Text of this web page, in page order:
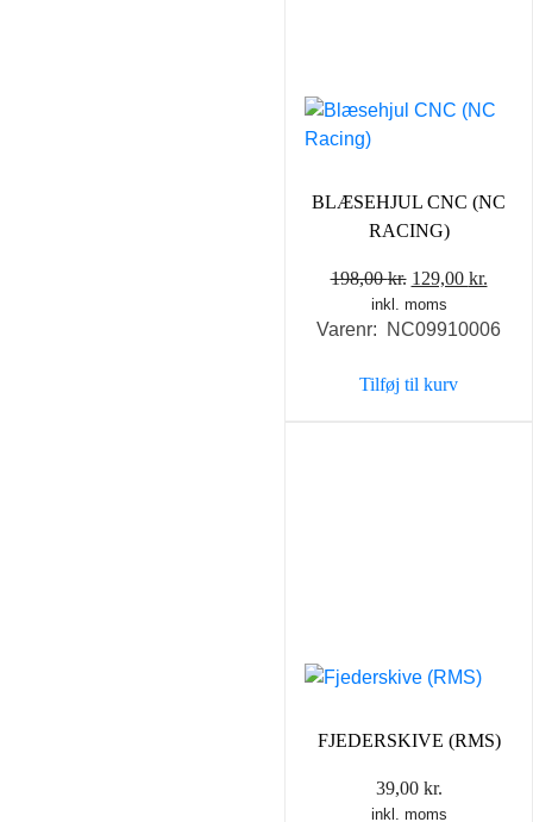
BLÆSEHJUL CNC (NC
RACING)
198,00kr. Den
oprindelige
pris
198,00 kr..
129,00 kr.
pris
inkl. moms
Varenr: NC09910006
Tilføj til kurv
FJEDERSKIVE (RMS)
39,00 kr.
inkl. moms